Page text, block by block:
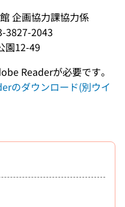
企画協力課協力係
3827-2043
園12-49
Readerが必要です。
のダウンロード(別ウイ